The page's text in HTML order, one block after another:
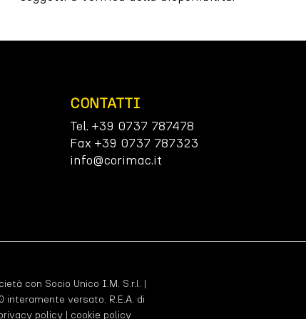
CONTATTI
Tel. +39 0737 787478
Fax +39 0737 787323
info@corimac.it
con Socio Unico I.M. S.r.l. |
interamente versato. R.E.A. di
policy| cookie policy